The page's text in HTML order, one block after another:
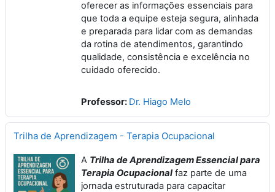
oferecer as informações essenciais para
que toda a equipe esteja segura, alinhada
e preparada para lidar com as demandas
da rotina de atendimentos, garantindo
qualidade, consistência e excelência no
cuidado oferecido.
Professor: Dr. Hiago Melo
Trilha de Aprendizagem - Terapia Ocupacional
A Trilha de Aprendizagem Essencial para
Terapia Ocupacional faz parte de uma
jornada estruturada para capacitar